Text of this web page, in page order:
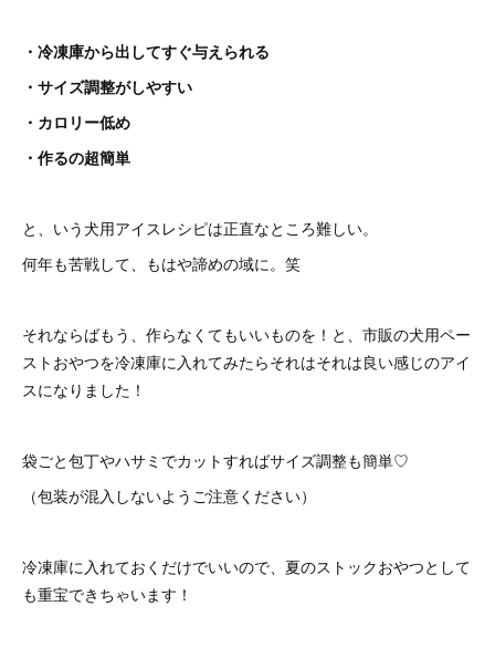
・冷凍庫から出してすぐ与えられる
・サイズ調整がしやすい
・カロリー低め
・作るの超簡単
と、いう犬用アイスレシピは正直なところ難しい。
何年も苦戦して、もはや諦めの域に。笑
それならばもう、作らなくてもいいものを！と、市販の犬用ペー
ストおやつを冷凍庫に入れてみたらそれはそれは良い感じのアイ
スになりました！
袋ごと包丁やハサミでカットすればサイズ調整も簡単♡
（包装が混入しないようご注意ください）
冷凍庫に入れておくだけでいいので、夏のストックおやつとして
も重宝できちゃいます！